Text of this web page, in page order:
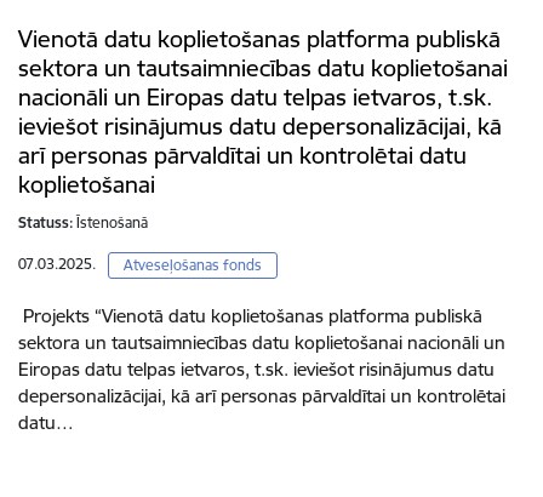
Vienotā datu koplietošanas platforma publiskā
sektora un tautsaimniecības datu koplietošanai
nacionāli un Eiropas datu telpas ietvaros, t.sk.
ieviešot risinājumus datu depersonalizācijai, kā
arī personas pārvaldītai un kontrolētai datu
koplietošanai
Statuss: Īstenošanā
07.03.2025. Atveseļošanas fonds
Projekts “Vienotā datu koplietošanas platforma publiskā
sektora un tautsaimniecības datu koplietošanai nacionāli un
Eiropas datu telpas ietvaros, t.sk. ieviešot risinājumus datu
depersonalizācijai, kā arī personas pārvaldītai un kontrolētai
datu…